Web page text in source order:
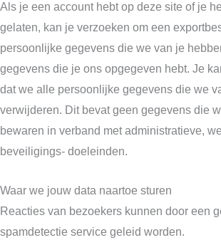
Als je een account hebt op deze site of je
gelaten, kan je verzoeken om een
persoonlijke gegevens die we van je
gegevens die je ons opgegeven hebt. Je
dat we alle persoonlijke gegevens die we
verwijderen. Dit bevat geen gegevens die
bewaren in verband met administratieve,
beveiligings- doeleinden.
Waar we jouw data naartoe sturen
Reacties van bezoekers kunnen door een
spamdetectie service geleid worden.